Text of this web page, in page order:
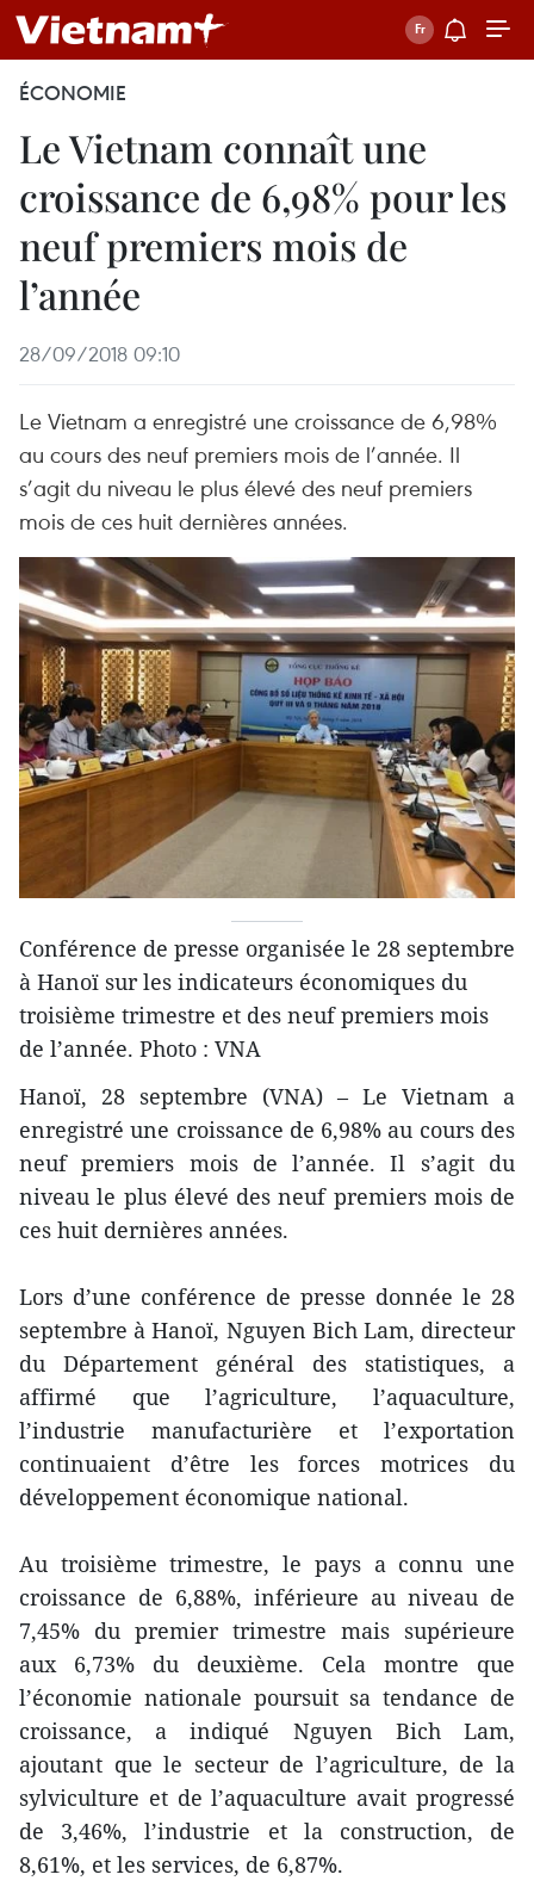
ÉCONOMIE
Le Vietnam connaît une
croissance de 6,98% pour les
neuf premiers mois de
l’année
28/09/2018 09:10
Le Vietnam a enregistré une croissance de 6,98%
au cours des neuf premiers mois de l’année. Il
s’agit du niveau le plus élevé des neuf premiers
mois de ces huit dernières années.
Conférence de presse organisée le 28 septembre
à Hanoï sur les indicateurs économiques du
troisième trimestre et des neuf premiers mois
de l’année. Photo : VNA
Hanoï, 28 septembre (VNA) – Le Vietnam a
enregistré une croissance de 6,98% au cours des
neuf premiers mois de l’année. Il s’agit du
niveau le plus élevé des neuf premiers mois de
ces huit dernières années.
Lors d’une conférence de presse donnée le 28
septembre à Hanoï, Nguyen Bich Lam, directeur
du Département général des statistiques, a
affirmé que l’agriculture, l’aquaculture,
l’industrie manufacturière et l’exportation
continuaient d’être les forces motrices du
développement économique national.
Au troisième trimestre, le pays a connu une
croissance de 6,88%, inférieure au niveau de
7,45% du premier trimestre mais supérieure
aux 6,73% du deuxième. Cela montre que
l’économie nationale poursuit sa tendance de
croissance, a indiqué Nguyen Bich Lam,
ajoutant que le secteur de l’agriculture, de la
sylviculture et de l’aquaculture avait progressé
de 3,46%, l’industrie et la construction, de
8,61%, et les services, de 6,87%.